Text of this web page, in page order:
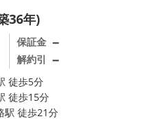
36年)
保証金 －
解約引 －
徒歩5分
徒歩15分
駅 徒歩21分